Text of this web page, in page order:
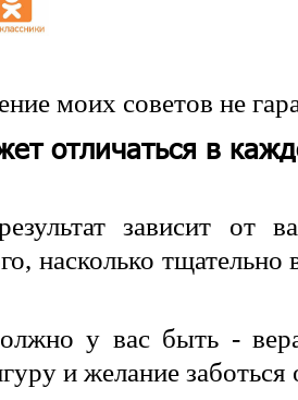
моих советов не
отличаться в
зависит от
насколько
у вас быть -
и желание заботься